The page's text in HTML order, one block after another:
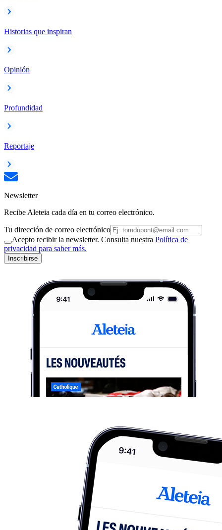
Historias que inspiran
Opinión
Profundidad
Reportaje
Newsletter
Recibe Aleteia cada día en tu correo electrónico.
Tu dirección de correo electrónico
Acepto recibir la newsletter. Consulta nuestra Política de
privacidad para saber más.
Inscribirse